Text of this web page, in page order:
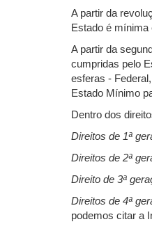
A partir da
Estado é
A partir da
cumpridas pelo
esferas -
Estado Mínimo
Dentro dos
Direitos de 1ª
Direitos de 2ª
Direito de 3ª
Direitos de 4ª
podemos citar a